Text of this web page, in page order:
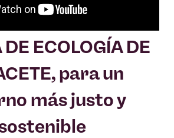
DE ECOLOGÍA DE
para un
más justo y